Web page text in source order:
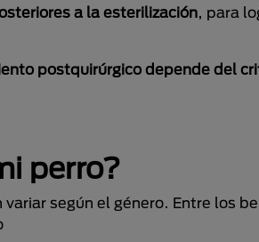
a la esterilización, para
postquirúrgico depende del
perro?
según el género. Entre los